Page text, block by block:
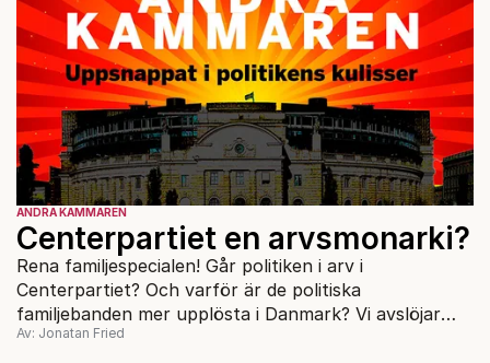
ANDRA KAMMAREN
Centerpartiet en arvsmonarki?
Rena familjespecialen! Går politiken i arv i
Centerpartiet? Och varför är de politiska
familjebanden mer upplösta i Danmark? Vi avslöjar
konspirationer i regeringen och fördjupar oss i
Av: Jonatan Fried